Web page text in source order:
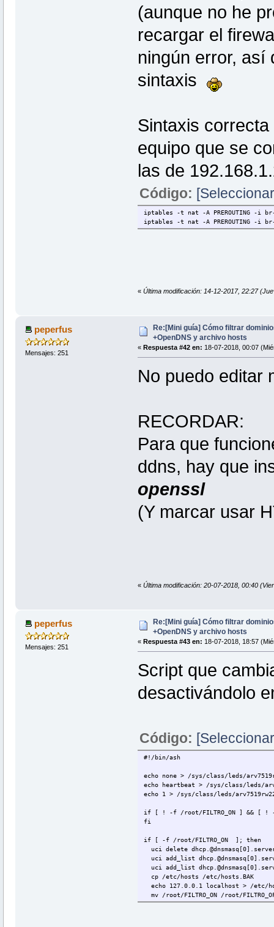
(aunque no he
recargar el
ningún error, así
sintaxis
Sintaxis
equipo que se
las de
Código:
iptables -t nat -A PREROUTING -i
iptables -t nat -A PREROUTING -
« Última modificación: 14-12-2017, 22:27
peperfus
Mensajes: 251
Re:[Mini guía] Cómo filtrar
+OpenDNS y archivo hosts
« Respuesta #42 en: 18-07-2018, 00:07
No puedo editar
RECORDAR:
Para que
ddns, hay que
openssl
(Y marcar usar
« Última modificación: 20-07-2018, 00:40
peperfus
Mensajes: 251
Re:[Mini guía] Cómo filtrar
+OpenDNS y archivo hosts
« Respuesta #43 en: 18-07-2018, 18:57
Script que
desactivándolo
Código:
#!/bin/ash
echo none > /sys/class/leds/
echo heartbeat > /sys/class/leds/
echo 1 > /sys/class/leds/
if [ ! -f /root/FILTRO_ON ] && [ ! -f
fi
if [ -f /root/FILTRO_ON ]; then
uci delete
uci add_list
uci add_list
cp /etc/hosts /etc/hosts.BAK
echo 127.0.0.1 localhost > /etc/
mv /root/FILTRO_ON /root/
echo 1 > /sys/class/leds/